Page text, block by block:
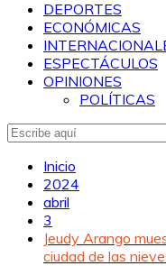
DEPORTES
ECONÓMICAS
ESPECTÁCULOS
OPINIONES
POLÍTICAS
Inicio
2024
abril
3
Jeudy Arango
ciudad de las